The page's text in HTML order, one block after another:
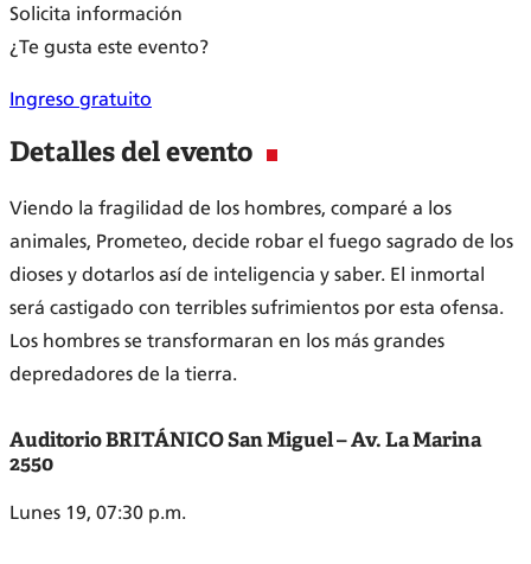
Solicita información
¿Te gusta este evento?
Ingreso gratuito
Detalles del evento
Viendo la fragilidad de los hombres, comparé a los
animales, Prometeo, decide robar el fuego sagrado de los
dioses y dotarlos así de inteligencia y saber. El inmortal
será castigado con terribles sufrimientos por esta ofensa.
Los hombres se transformaran en los más grandes
depredadores de la tierra.
Auditorio BRITÁNICO San Miguel – Av. La Marina
2550
Lunes 19, 07:30 p.m.